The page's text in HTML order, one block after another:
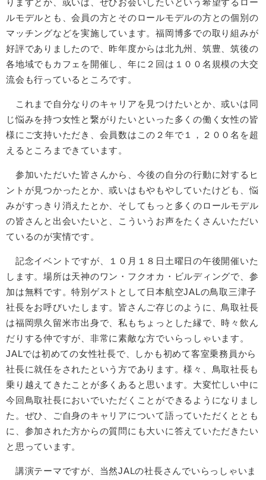
ルモデルとも、会員の方とそのロールモデルの方との個別の
マッチングなどを実施しています。福岡博多での取り組みが
好評でありましたので、昨年度からは北九州、筑豊、筑後の
各地域でもカフェを開催し、年に２回は１００名規模の大交
流会も行っているところです。
これまで自分なりのキャリアを見つけたいとか、或いは同
じ悩みを持つ女性と繋がりたいといった多くの働く女性の皆
様にご支持いただき、会員数はこの２年で１，２００名を超
えるところまできています。
参加いただいた皆さんから、今後の自分の行動に対するヒ
ントが見つかったとか、或いはもやもやしていたけども、悩
みがすっきり消えたとか、そしてもっと多くのロールモデル
の皆さんと出会いたいと、こういうお声をたくさんいただい
ているのが実情です。
記念イベントですが、１０月１８日土曜日の午後開催いた
します。場所は天神のワン・フクオカ・ビルディングで、参
加は無料です。特別ゲストとして日本航空JALの鳥取三津子
社長をお呼びいたします。皆さんご存じのように、鳥取社長
は福岡県久留米市出身で、私もちょっとした縁で、時々飲ん
だりする仲ですが、非常に素敵な方でいらっしゃいます。
JALでは初めての女性社長で、しかも初めて客室乗務員から
社長に就任をされたという方であります。様々、鳥取社長も
乗り越えてきたことが多くあると思います。大変忙しい中に
今回鳥取社長においでいただくことができるようになりまし
た。ぜひ、ご自身のキャリアについて語っていただくととも
に、参加された方からの質問にも大いに答えていただきたい
と思っています。
講演テーマですが、当然JALの社長さんでいらっしゃいま